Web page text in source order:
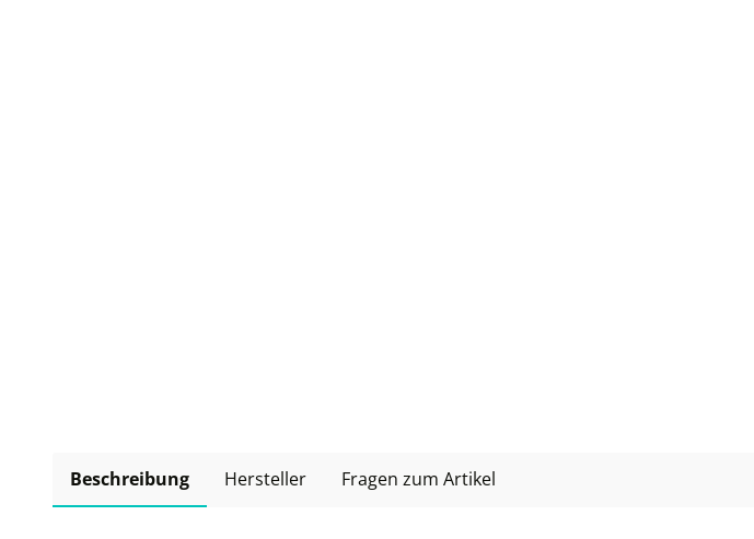
Beschreibung Hersteller Fragen zum Artikel